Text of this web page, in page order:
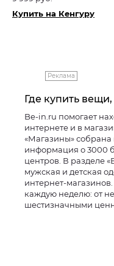
Купить на Кенгуру
Реклама
Где купить
Be-in.ru помогает
интернете и в
«Магазины» собрана
информация о 3000
центров. В разделе
мужская и детская
интернет-
каждую неделю: от
шестизначными